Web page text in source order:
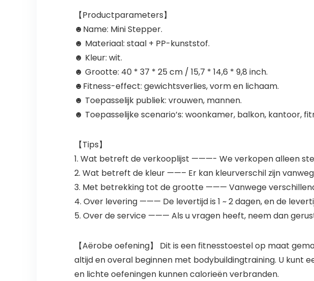
【Productparameters】
☻Name: Mini Stepper.
☻ Materiaal: staal + PP-kunststof.
☻ Kleur: wit.
☻ Grootte: 40 * 37 * 25 cm / 15,7 * 14,6 * 9,8 inch.
☻Fitness-effect: gewichtsverlies, vorm en lichaam.
☻ Toepasselijk publiek: vrouwen, mannen.
☻ Toepasselijke scenario’s: woonkamer, balkon, kantoor,
【Tips】
1. Wat betreft de verkooplijst ———- We verkopen alleen
2. Wat betreft de kleur ——– Er kan kleurverschil zijn
3. Met betrekking tot de grootte ——— Vanwege
4. Over levering ——— De levertijd is 1 ~ 2 dagen, en de
5. Over de service ——— Als u vragen heeft, neem dan
【Aërobe oefening】 Dit is een fitnesstoestel op maat
altijd en overal beginnen met bodybuildingtraining. U kunt
en lichte oefeningen kunnen calorieën verbranden.